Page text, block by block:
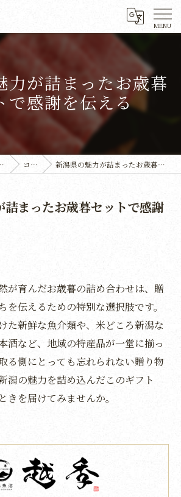
力が詰まったお歳暮
で感謝を伝える
式会社越季 コラム 新潟県の魅力が詰まったお歳暮セットで感謝を伝える
詰まったお歳暮セットで感謝
が育んだお歳暮の詰め合わせは、贈
を伝えるための特別な選択肢です。
た新鮮な魚介類や、米どころ新潟な
酒など、地域の特産品が一堂に揃っ
る側にとっても忘れられない贈り物
潟の魅力を詰め込んだこのギフト
きを届けてみませんか。